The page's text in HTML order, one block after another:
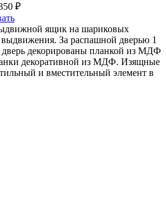
₽
ящик на шариковых
За распашной дверью 1
декорированы планкой из МДФ
декоративной из МДФ. Изящные
и вместительный элемент в